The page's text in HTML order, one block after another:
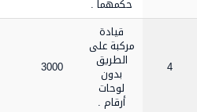
حكمهما .
4
قيادة
مركبة على
الطريق
بدون
لوحات
أرقام .
3000